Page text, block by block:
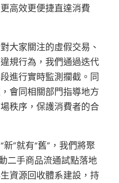
高效更便捷直達消費
大家關注的虛假交易、
規行為，我們通過迭代
進行實時監測攔截。同
會同相關部門指導地方
秩序，保護消費者的合
”就有“舊”，我們將聚
二手商品流通試點落地
資源回收體系建設，持